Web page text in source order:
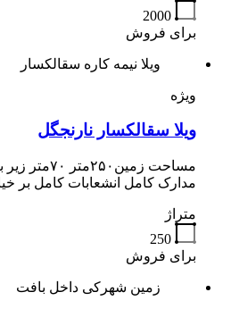
2000
برای فروش
ویلا نیمه کاره سقالکسار
ویژه
ویلا سقالکسار نارنجگل
مساحت
مدارک کامل انشعابات کامل بر
متراژ
250
برای فروش
زمین شهرکی داخل بافت